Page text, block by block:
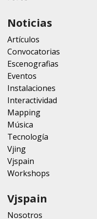
Noticias
Artículos
Convocatorias
Escenografias
Eventos
Instalaciones
Interactividad
Mapping
Música
Tecnología
Vjing
Vjspain
Workshops
Vjspain
Nosotros